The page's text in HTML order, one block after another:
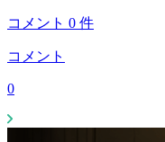
コメント 0 件
コメント
0